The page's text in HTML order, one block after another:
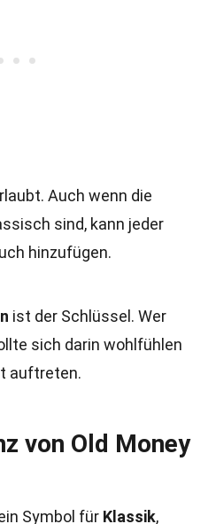
Auch wenn die
sind, kann jeder
hinzufügen.
ist der Schlüssel. Wer
sich darin wohlfühlen
auftreten.
von Old Money
Symbol für Klassik,